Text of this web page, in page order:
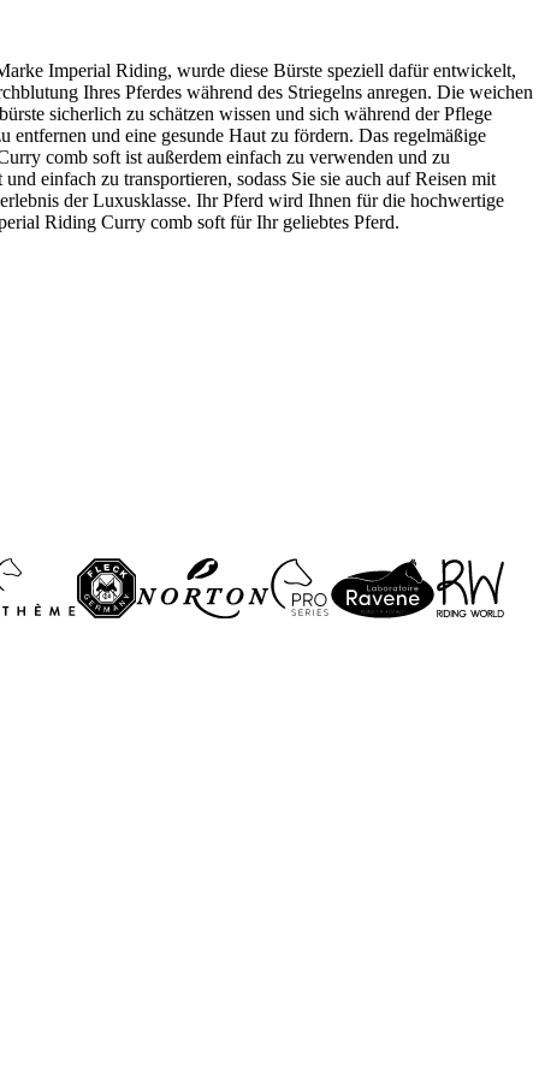
Imperial Riding, wurde diese Bürste speziell dafür entwickelt,
Ihres Pferdes während des Striegelns anregen. Die weichen
sicherlich zu schätzen wissen und sich während der Pflege
entfernen und eine gesunde Haut zu fördern. Das regelmäßige
comb soft ist außerdem einfach zu verwenden und zu
einfach zu transportieren, sodass Sie sie auch auf Reisen mit
der Luxusklasse. Ihr Pferd wird Ihnen für die hochwertige
Riding Curry comb soft für Ihr geliebtes Pferd.